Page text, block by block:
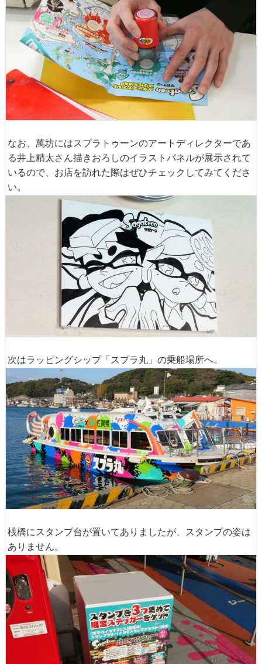
なお、萬坊にはスプラトゥーンのアートディレクターであ
る井上精太さん描きおろしのイラストパネルが展示されて
いるので、お店を訪れた際はぜひチェックしてみてくださ
い。
次はラッピングシップ「スプラ丸」の乗船場所へ。
桟橋にスタンプ台が置いてありましたが、スタンプの姿は
ありません。